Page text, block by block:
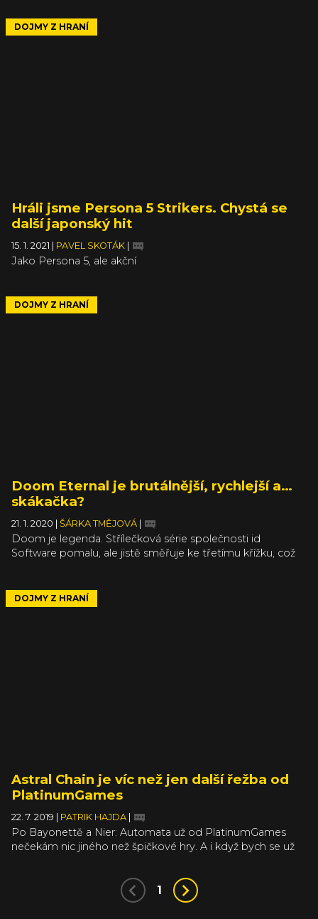
DOJMY Z HRANÍ
Hráli jsme Persona 5 Strikers. Chystá se
další japonský hit
15. 1. 2021 PAVEL SKOTÁK
Jako Persona 5, ale akční
DOJMY Z HRANÍ
Doom Eternal je brutálnější, rychlejší a…
skákačka?
21. 1. 2020 ŠÁRKA TMĚJOVÁ
Doom je legenda. Střílečková série společnosti id
Software pomalu, ale jistě směřuje ke třetímu křížku, což
hráčů, kteří v mezičase kromě nařachané akce začali
vyžadovat i takové nesmysly jako příběh? Tseh, kdo se
DOJMY Z HRANÍ
Astral Chain je víc než jen další řežba od
PlatinumGames
22. 7. 2019 PATRIK HAJDA
Po Bayonettě a Nier: Automata už od PlatinumGames
nečekám nic jiného než špičkové hry. A i když bych se už
tajemném Babylon’s Fall, musím ještě počkat. Nicméně
s policejní akcí Astral Chain to bude pravděpodobně velice
1